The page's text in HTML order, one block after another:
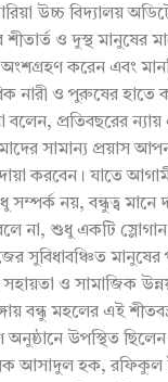
উচ্চ বিদ্যালয়
শীতার্ত ও দুস্থ
অংশগ্রহণ করেন এবং
নারী ও পুরুষের হাতে
বলেন, প্রতিবছরের
সামান্য প্রয়াস
করবেন। যাতে
সম্পর্ক নয়, বন্ধুত্ব মানে
না, শুধু একটি স্লোগান
সুবিধাবঞ্চিত
সহায়তা ও সামাজিক
বন্ধু মহলের এই
অনুষ্ঠানে উপস্থিত
আসাদুল হক, রফিকুল